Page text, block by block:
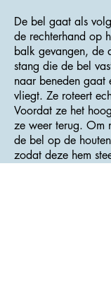
De bel gaat als
de rechterhand op
balk gevangen, de
stang die de bel
naar beneden gaat
vliegt. Ze roteert
Voordat ze het
ze weer terug. Om
de bel op de
zodat deze hem